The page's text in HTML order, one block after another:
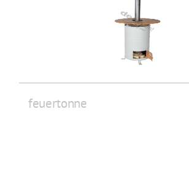
feuertonne